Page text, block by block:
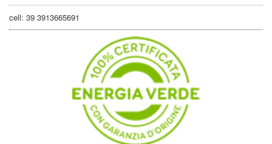
cell: 39 3913665691